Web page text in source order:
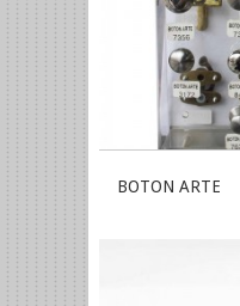
BOTON ARTE